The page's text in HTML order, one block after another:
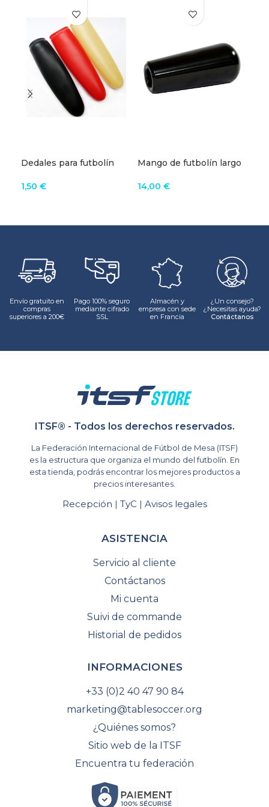
Dedales para futbolín
1,50 €
Mango de futbolín largo
14,00 €
Envío gratuito en
compras
superiores a 200€
Pago 100% seguro
mediante cifrado
SSL
Almacén y
empresa con sede
en Francia
¿Un consejo?
¿Necesitas ayuda?
Contáctanos
ITSF® - Todos los derechos reservados.
La Federación Internacional de Fútbol de Mesa (ITSF)
es la estructura que organiza el mundo del futbolín. En
esta tienda, podrás encontrar los mejores productos a
precios interesantes.
Recepción | TyC | Avisos legales
ASISTENCIA
Servicio al cliente
Contáctanos
Mi cuenta
Suivi de commande
Historial de pedidos
INFORMACIONES
+33 (0)2 40 47 90 84
marketing@tablesoccer.org
¿Quiénes somos?
Sitio web de la ITSF
Encuentra tu federación